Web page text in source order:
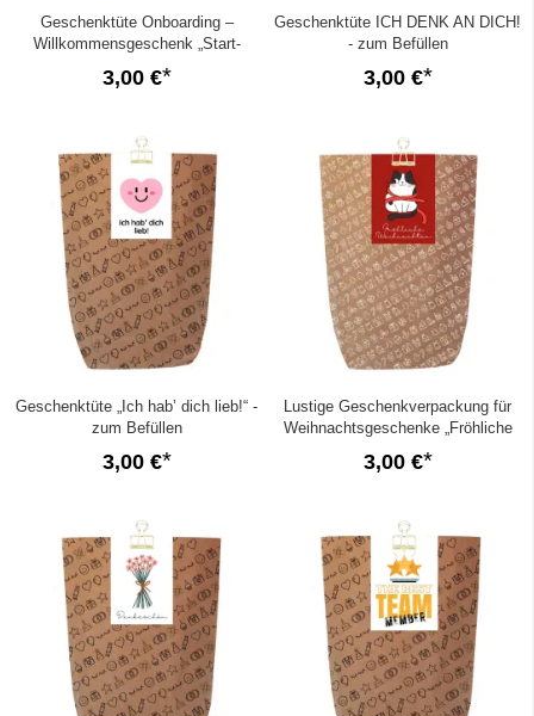
Geschenktüte Onboarding –
Willkommensgeschenk „Start-
Button“ – zum Befüllen
3,00 €
Geschenktüte ICH DENK AN DICH!
- zum Befüllen
3,00 €
Geschenktüte „Ich hab’ dich lieb!“ -
zum Befüllen
3,00 €
Lustige Geschenkverpackung für
Weihnachtsgeschenke „Fröhliche
Weihnachten“ (Motiv Katze)
3,00 €